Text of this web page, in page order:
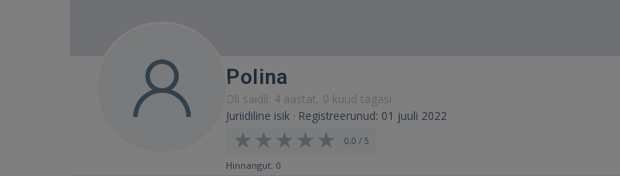
Polina
Oli saidil: 4 aastat, 0 kuud tagasi
Juriidiline isik · Registreerunud: 01 juuli 2022
0,0 / 5
Hinnangut: 0